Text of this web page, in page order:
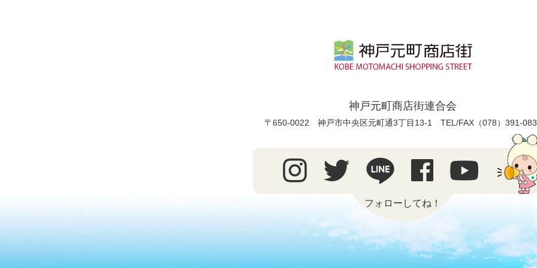
神戸元町商店街連合会
〒650-0022 神戸市中央区元町通3丁目13-1 TEL/FAX（078）391-
フォローしてね！